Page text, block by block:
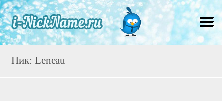
Ник: Leneau